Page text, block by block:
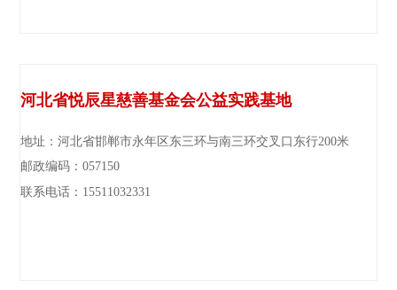
河北省悦辰星慈善基金会公益实践基地
地址：河北省邯郸市永年区东三环与南三环交叉口东行200米
邮政编码：057150
联系电话：15511032331